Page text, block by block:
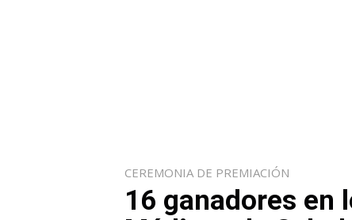
CEREMONIA DE PREMIACIÓN
16 ganadores en